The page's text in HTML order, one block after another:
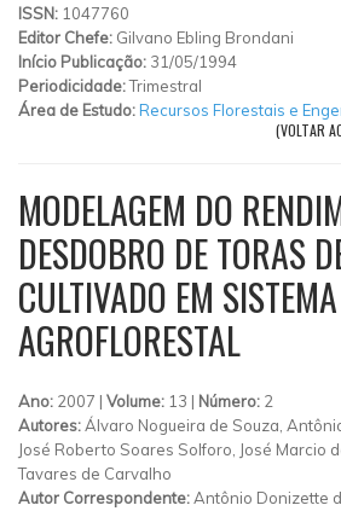
ISSN: 1047760
Editor Chefe: Gilvano Ebling Brondani
Início Publicação: 31/05/1994
Periodicidade:Trimestral
Área de Estudo:Recursos Florestais e
(VOLTAR
MODELAGEM DO
DESDOBRO DE TORAS
CULTIVADO EM SISTEMA
AGROFLORESTAL
Ano: 2007 | Volume: 13 | Número: 2
Autores:Álvaro Nogueira de Souza,
José Roberto Soares Solforo, José Marcio
Tavares de Carvalho
Autor Correspondente:Antônio Donizette